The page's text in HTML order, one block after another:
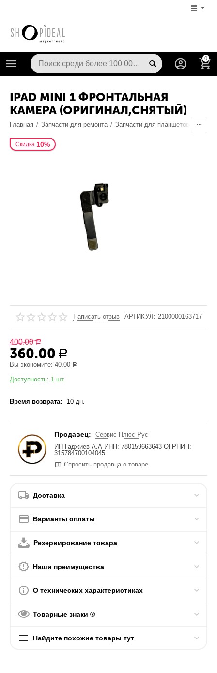
0
IPAD MINI 1 ФРОНТАЛЬНАЯ
КАМЕРА (ОРИГИНАЛ,СНЯТЫЙ)
Главная / Запчасти для ремонта / Запчасти для планшетов
Скидка 10%
Написать отзыв АРТИКУЛ: 2100000163717
400.00 Р
360.00 Р
Вы экономите:40.00 Р
Доступность: 1 шт.
Время возврата: 10 дн.
Продавец:
Сервис Плюс Рус
ИП Гаджиев А.А ИНН: 780159663643 ОГРНИП:
315784700104045
Спросить продавца о товаре
Доставка
Варианты оплаты
Резервирование товара
Наши преимущества
О технических характеристиках
Товарные знаки ®
Найдите похожие товары тут